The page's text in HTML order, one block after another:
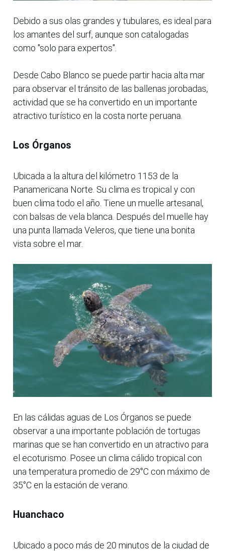
Debido a sus olas grandes y tubulares, es ideal para
los amantes del surf, aunque son catalogadas
como "solo para expertos".
Desde Cabo Blanco se puede partir hacia alta mar
para observar el tránsito de las ballenas jorobadas,
actividad que se ha convertido en un importante
atractivo turístico en la costa norte peruana.
Los Órganos
Ubicada a la altura del kilómetro 1153 de la
Panamericana Norte. Su clima es tropical y con
buen clima todo el año. Tiene un muelle artesanal,
con balsas de vela blanca. Después del muelle hay
una punta llamada Veleros, que tiene una bonita
vista sobre el mar.
En las cálidas aguas de Los Órganos se puede
observar a una importante población de tortugas
marinas que se han convertido en un atractivo para
el ecoturismo. Posee un clima cálido tropical con
una temperatura promedio de 29°C con máximo de
35°C en la estación de verano.
Huanchaco
Ubicado a poco más de 20 minutos de la ciudad de